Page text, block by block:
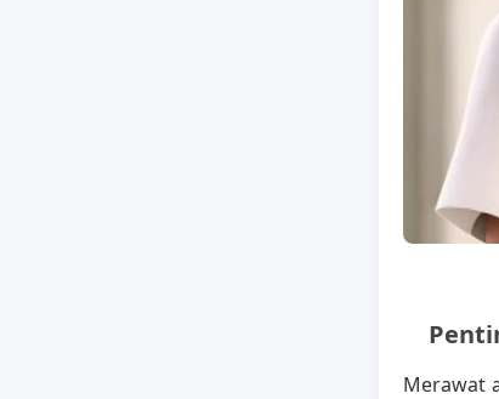
Merawat